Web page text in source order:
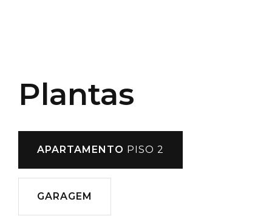
Plantas
APARTAMENTO PISO 2
GARAGEM